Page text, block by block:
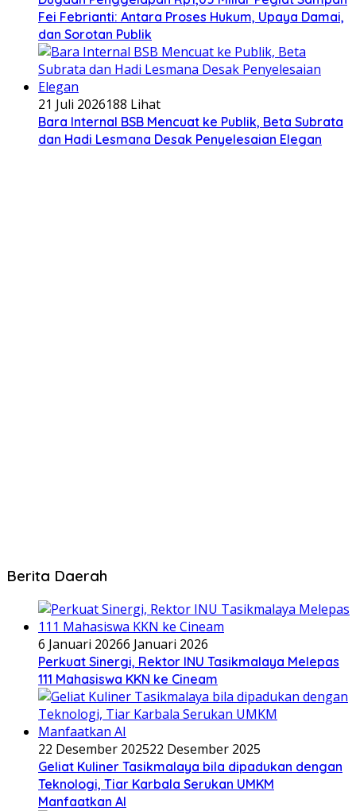
Fei Febrianti: Antara Proses Hukum, Upaya Damai,
dan Sorotan Publik
21 Juli 2026188 Lihat
Bara Internal BSB Mencuat ke Publik, Beta Subrata
dan Hadi Lesmana Desak Penyelesaian Elegan
Berita Daerah
6 Januari 20266 Januari 2026
Perkuat Sinergi, Rektor INU Tasikmalaya Melepas
111 Mahasiswa KKN ke Cineam
22 Desember 202522 Desember 2025
Geliat Kuliner Tasikmalaya bila dipadukan dengan
Teknologi, Tiar Karbala Serukan UMKM
Manfaatkan AI